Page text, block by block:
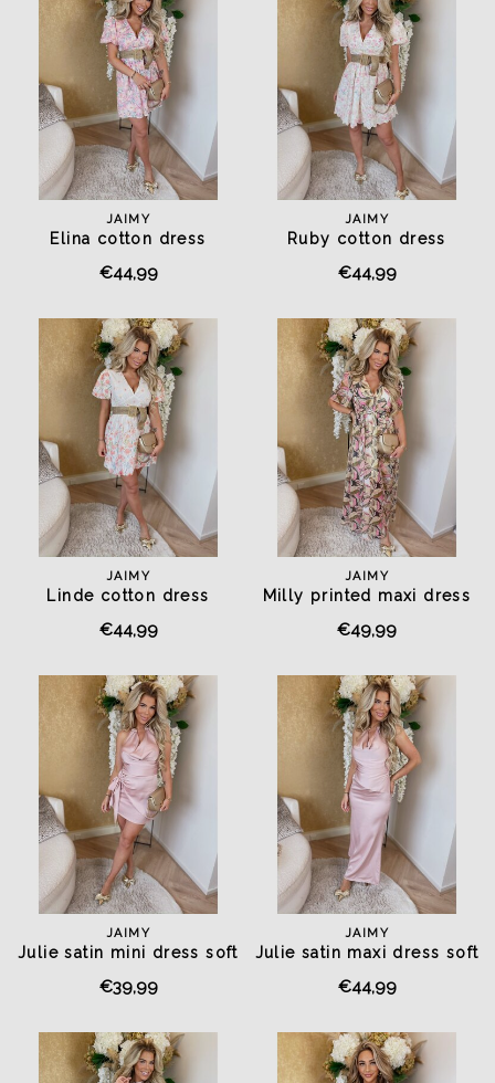
JAIMY
Elina cotton dress
€44,99
JAIMY
Ruby cotton dress
€44,99
JAIMY
Linde cotton dress
€44,99
JAIMY
Milly printed maxi dress
€49,99
JAIMY
Julie satin mini dress soft
€39,99
JAIMY
Julie satin maxi dress soft
€44,99